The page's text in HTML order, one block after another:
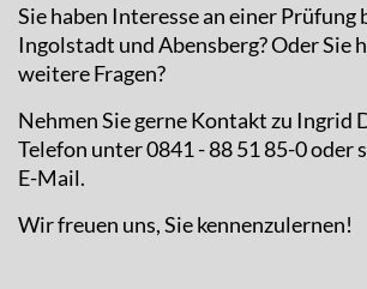
Sie haben Interesse an einer Prüfung
Ingolstadt und Abensberg? Oder Sie
weitere Fragen?
Nehmen Sie gerne Kontakt zu Ingrid
Telefon unter 0841 - 88 51 85-0 oder
E-Mail.
Wir freuen uns, Sie kennenzulernen!